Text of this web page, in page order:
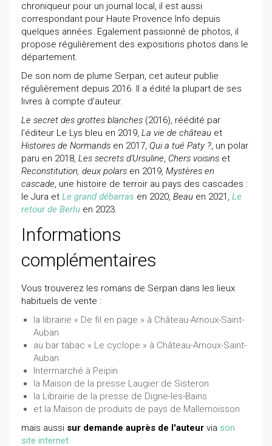
chroniqueur pour un journal local, il est aussi
correspondant pour Haute Provence Info depuis
quelques années. Egalement passionné de photos, il
propose régulièrement des expositions photos dans le
département.
De son nom de plume Serpan, cet auteur publie
régulièrement depuis 2016. Il a édité la plupart de ses
livres à compte d'auteur.
Le secret des grottes blanches (2016), réédité par
l'éditeur Le Lys bleu en 2019, La vie de château et
Histoires de Normands en 2017, Qui a tué Paty ?, un polar
paru en 2018, Les secrets d'Ursuline, Chers voisins et
Reconstitution, deux polars en 2019, Mystères en
cascade, une histoire de terroir au pays des cascades :
le Jura et Le grand débarras en 2020, Beau en 2021, Le
retour de Berlu en 2023.
Informations
complémentaires
Vous trouverez les romans de Serpan dans les lieux
habituels de vente :
la librairie « De fil en page » à Château-Arnoux-Saint-
Auban
au bar tabac « Le cyclope » à Château-Arnoux-Saint-
Auban
Intermarché à Peipin
la Maison de la presse Laugier de Sisteron
la Librairie de la presse de Digne-les-Bains
et la Maison de produits de pays de Mallemoisson
mais aussi sur demande auprès de l'auteur via son
site internet